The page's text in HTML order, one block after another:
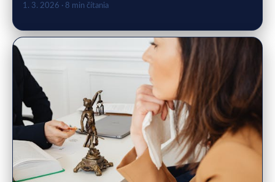
1. 3. 2026 · 8 min čítania